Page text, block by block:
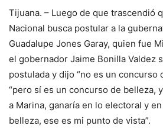
Tijuana. – Luego de que trascendió
Nacional busca postular a la
Guadalupe Jones Garay, quien fue
el gobernador Jaime Bonilla Valdez
postulada y dijo “no es un concurso
“pero sí es un concurso de belleza,
a Marina, ganaría en lo electoral y
belleza, ese es mi punto de vista”.